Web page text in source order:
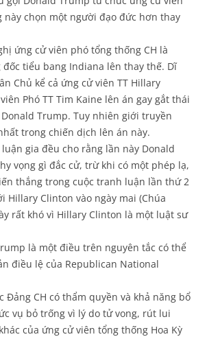
này chọn một người đạo đức hơn thay
ứng cử viên phó tổng thống CH là
đốc tiểu bang Indiana lên thay thế. Dĩ
Chủ kể cả ứng cử viên TT Hillary
Phó TT Tim Kaine lên án gay gắt thái
Trump. Tuy nhiên giới truyền
trong chiến dịch lên án này.
gia đều cho rằng lần này Donald
vọng gì đắc cử, trừ khi có một phép lạ,
thắng trong cuộc tranh luận lần thứ 2
Hillary Clinton vào ngày mai (Chúa
rất khó vì Hillary Clinton là một luật sư
là một điều trên nguyên tắc có thể
điều lệ của Republican National
Đảng CH có thẩm quyền và khả năng bổ
vụ bỏ trống vì lý do tử vong, rút lui
của ứng cử viên tổng thống Hoa Kỳ